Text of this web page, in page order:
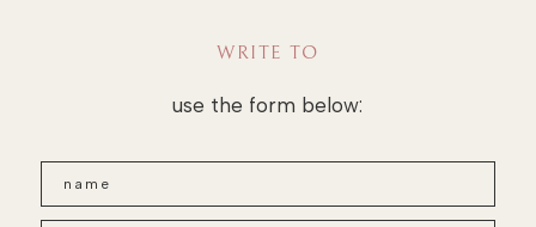
WRITE TO
use the form below: